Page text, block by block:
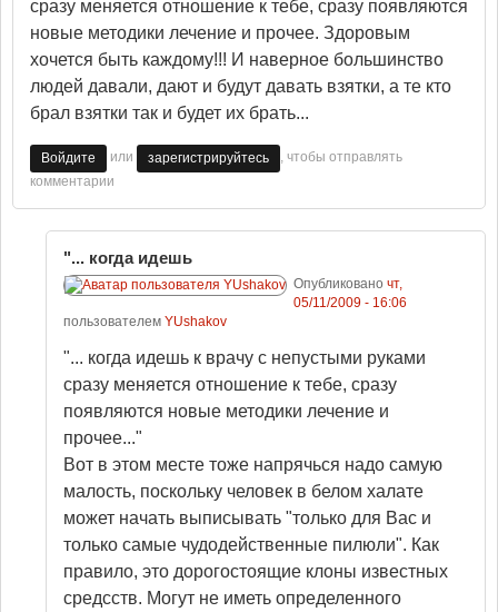
сразу меняется отношение к тебе, сразу появляются
новые методики лечение и прочее. Здоровым
хочется быть каждому!!! И наверное большинство
людей давали, дают и будут давать взятки, а те кто
брал взятки так и будет их брать...
Войдите или зарегистрируйтесь
, чтобы отправлять
комментарии
"... когда идешь
Опубликовано чт,
05/11/2009 - 16:06
пользователем YUshakov
"... когда идешь к врачу с непустыми руками
сразу меняется отношение к тебе, сразу
появляются новые методики лечение и
прочее..."
Вот в этом месте тоже напрячься надо самую
малость, поскольку человек в белом халате
может начать выписывать "только для Вас и
только самые чудодейственные пилюли". Как
правило, это дорогостоящие клоны известных
средсств. Могут не иметь определенного